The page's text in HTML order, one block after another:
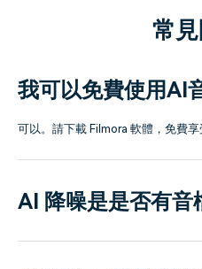
常
我可以免費使用AI
可以。請下載 Filmora 軟體，免費享
AI 降噪是是否有音